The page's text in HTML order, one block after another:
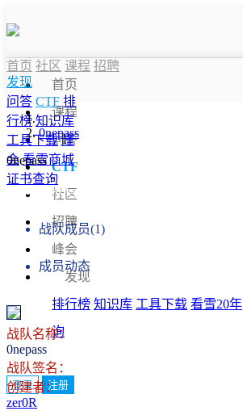
首页
课程
问答
CTF
社区
招聘
峰会
发现
排行榜 知识库 工具下载 看雪20年
询
登录 注册
首页 社区 课程 招聘
发现
问答 CTF 排
行榜 知识库
工具下载 峰
会 看雪商城
证书查询
0nepass
0nepass
战队信息
战队成员(1)
成员动态
战队名称：
0nepass
战队签名：
创建者：
zer0R